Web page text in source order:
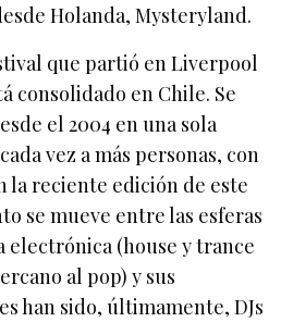
Holanda, Mysteryland.
que partió en Liverpool
consolidado en Chile. Se
el 2004 en una sola
vez a más personas, con
la reciente edición de este
se mueve entre las esferas
electrónica (house y trance
al pop) y sus
han sido, últimamente, DJs